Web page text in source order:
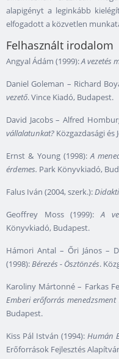
alapigényt a leginkább
elfogadott a közvetlen
Felhasznált irodalom
Angyal Ádám (1999):A vezetés
Daniel Goleman – Richard
vezető. Vince Kiadó, Budapest.
David Jacobs – Alfred
vállalatunkat? Közgazdasági
Ernst & Young (1998):A
érdemes. Park Könyvkiadó,
Falus Iván (2004, szerk.):
Geoffrey Moss (1999):A
Könyvkiadó, Budapest.
Hámori Antal – Őri János –
(1998):Bérezés - Ösztönzés.
Karoliny Mártonné – Farkas
Emberi erőforrás menedzsment
Budapest.
Kiss Pál István (1994): Humán
Erőforrások Fejlesztés